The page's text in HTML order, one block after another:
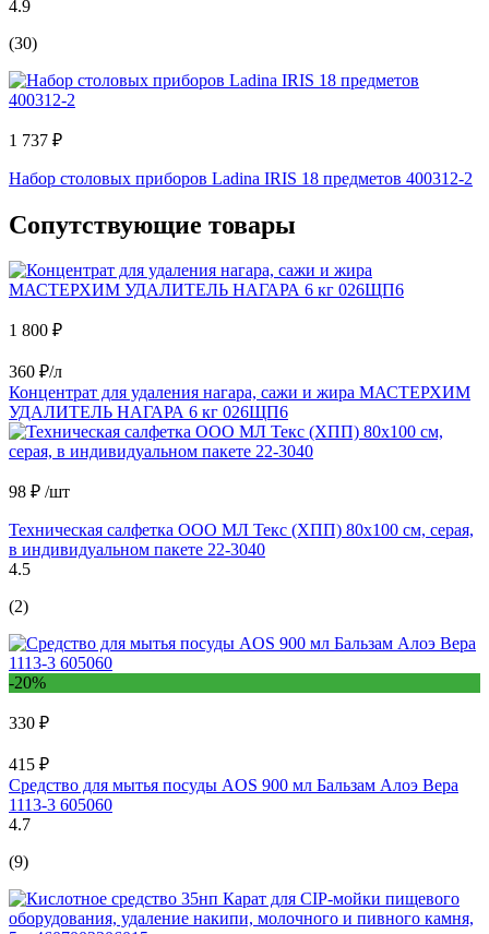
4.9
(30)
1 737 ₽
Набор столовых приборов Ladina IRIS 18 предметов 400312-2
Сопутствующие товары
1 800 ₽
360 ₽/л
Концентрат для удаления нагара, сажи и жира МАСТЕРХИМ
УДАЛИТЕЛЬ НАГАРА 6 кг 026ЩП6
98 ₽ /шт
Техническая салфетка ООО МЛ Текс (ХПП) 80x100 см, серая,
в индивидуальном пакете 22-3040
4.5
(2)
-20%
330 ₽
415 ₽
Средство для мытья посуды AOS 900 мл Бальзам Алоэ Вера
1113-3 605060
4.7
(9)